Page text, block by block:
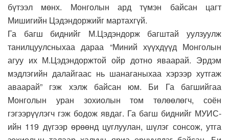
бүтээл мөнх. Монголын ард түмэн байсан цагт
Мишигийн Цэдэндоржийг мартахгүй.
Га багш биднийг М.Цэдэндорж багштай уулзуулж
танилцуулсныхаа дараа “Миний хүүхдүүд Монголын
агуу их М.Цэдэндоржтой ойр дотно яваарай. Эрдэм
мэдлэгийн далайгаас нь шанаганыхаа хэрээр хутгаж
аваарай” гэж хэлж байсан юм. Би Га багшийгаа
Монголын уран зохиолын том төлөөлөгч, соён
гэгээрүүлэгч гэж бодож явдаг. Га багш биднийг МУИС-
ийн 119 дүгээр өрөөнд цуглуулан, шүлэг сонсож, утга